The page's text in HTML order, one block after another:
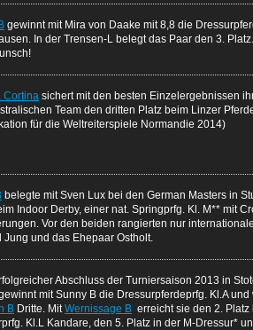
gewinnt mit Mira von Daake mit 8,8 die
In der Trensen-L belegt das Paar den 3.
Cortina sichert mit den besten Einzelergebnissen
Team den dritten Platz beim Linzer
für die Weltreiterspiele Normandie 2014)
belegte mit Sven Lux bei den German Masters in
Indoor Derby, einer nat. Springprfg. Kl. M** mit
Vor den beiden rangierten nur
Jung und das Ehepaar Ostholt.
Abschluss der Turniersaison 2013 in
mit Sunny B die Dressurpferdeprfg. Kl.A und
B Dritte. MitWernissage B erreicht sie den 2. Platz
Kl.L Kandare, den 5. Platz in der M-Dressur*